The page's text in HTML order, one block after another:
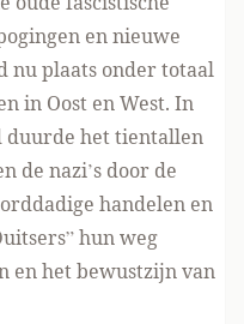
en nieuwe
nu plaats onder totaal
in Oost en West. In
duurde het tientallen
de nazi’s door de
handelen en
hun weg
en het bewustzijn van